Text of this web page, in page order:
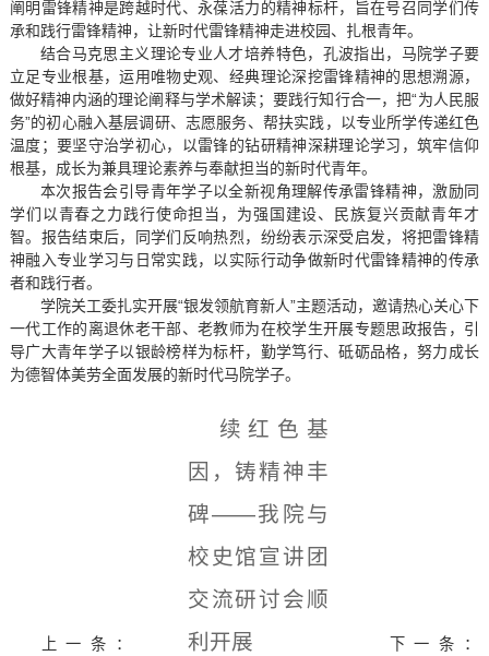
阐明雷锋精神是跨越时代、永葆活力的精神标杆，旨在号召同学们传
承和践行雷锋精神，让新时代雷锋精神走进校园、扎根青年。
结合马克思主义理论专业人才培养特色，孔波指出，马院学子要
立足专业根基，运用唯物史观、经典理论深挖雷锋精神的思想溯源，
做好精神内涵的理论阐释与学术解读；要践行知行合一，把“为人民服
务”的初心融入基层调研、志愿服务、帮扶实践，以专业所学传递红色
温度；要坚守治学初心，以雷锋的钻研精神深耕理论学习，筑牢信仰
根基，成长为兼具理论素养与奉献担当的新时代青年。
本次报告会引导青年学子以全新视角理解传承雷锋精神，激励同
学们以青春之力践行使命担当，为强国建设、民族复兴贡献青年才
智。报告结束后，同学们反响热烈，纷纷表示深受启发，将把雷锋精
神融入专业学习与日常实践，以实际行动争做新时代雷锋精神的传承
者和践行者。
学院关工委扎实开展“银发领航育新人”主题活动，邀请热心关心下
一代工作的离退休老干部、老教师为在校学生开展专题思政报告，引
导广大青年学子以银龄榜样为标杆，勤学笃行、砥砺品格，努力成长
为德智体美劳全面发展的新时代马院学子。
上一条：
续红色基
因，铸精神丰
碑——我院与
校史馆宣讲团
交流研讨会顺
利开展
下一条：